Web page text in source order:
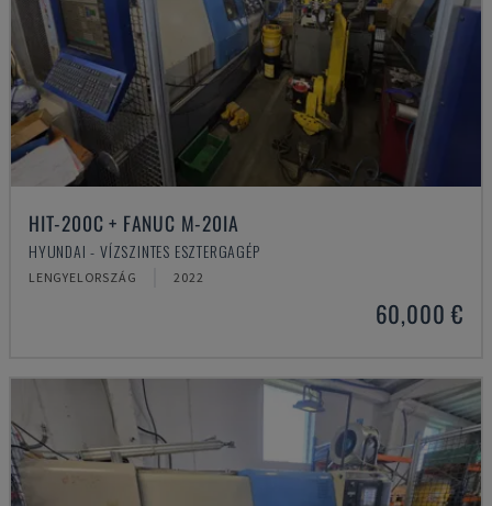
HIT-200C + FANUC M-20IA
HYUNDAI - VÍZSZINTES ESZTERGAGÉP
LENGYELORSZÁG 2022
60,000 €